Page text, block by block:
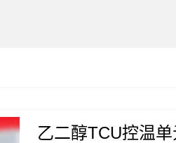
乙二醇TCU控温单